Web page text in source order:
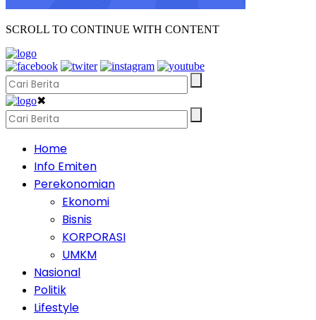
SCROLL TO CONTINUE WITH CONTENT
✖
Home
Info Emiten
Perekonomian
Ekonomi
Bisnis
KORPORASI
UMKM
Nasional
Politik
Lifestyle